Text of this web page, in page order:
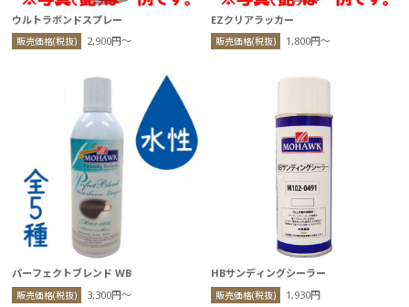
ウルトラボンドスプレー
販売価格(税抜) 2,900円〜
EZクリアラッカー
販売価格(税抜) 1,800円〜
パーフェクトブレンド WB
販売価格(税抜) 3,300円〜
HBサンディングシーラー
販売価格(税抜) 1,930円